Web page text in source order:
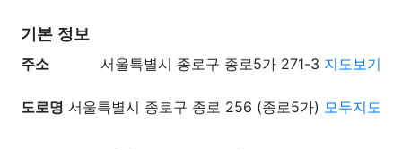
기본 정보
주소
서울특별시 종로구 종로5가 271-3 지도보기
도로명 서울특별시 종로구 종로 256 (종로5가) 모두지도